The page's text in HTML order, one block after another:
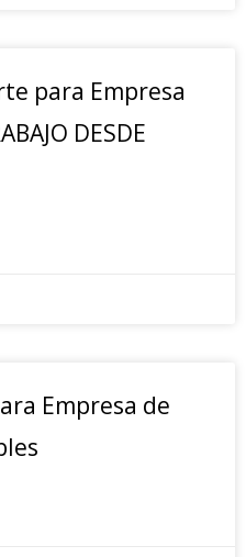
para Empresa
DESDE
Empresa de